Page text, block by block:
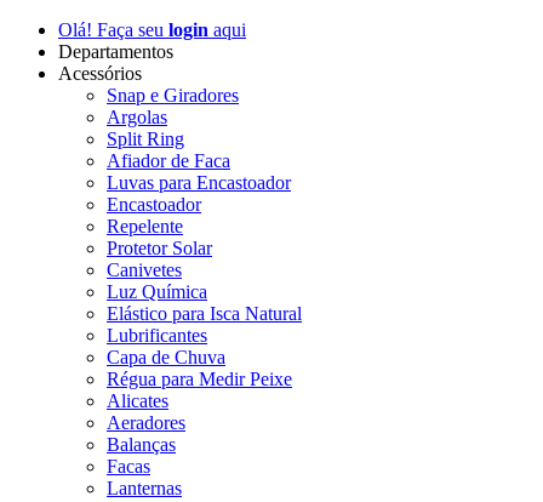
Olá! Faça seu login aqui
Departamentos
Acessórios
Snap e Giradores
Argolas
Split Ring
Afiador de Faca
Luvas para Encastoador
Encastoador
Repelente
Protetor Solar
Canivetes
Luz Química
Elástico para Isca Natural
Lubrificantes
Capa de Chuva
Régua para Medir Peixe
Alicates
Aeradores
Balanças
Facas
Lanternas